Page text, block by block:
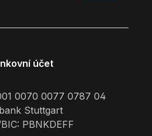
účet
0070 0077 0787 04
Stuttgart
PBNKDEFF